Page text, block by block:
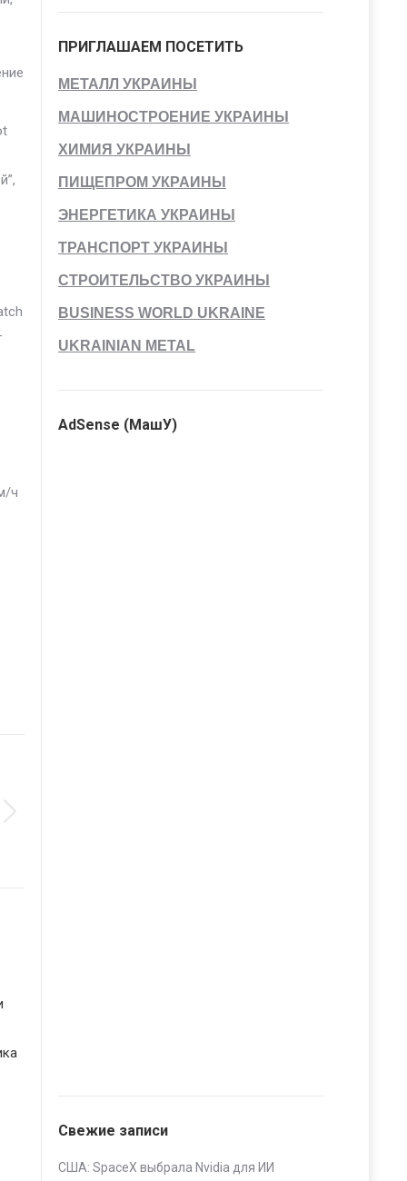
ч
ПРИГЛАШАЕМ ПОСЕТИТЬ
МЕТАЛЛ УКРАИНЫ
МАШИНОСТРОЕНИЕ УКРАИНЫ
ХИМИЯ УКРАИНЫ
ПИЩЕПРОМ УКРАИНЫ
ЭНЕРГЕТИКА УКРАИНЫ
ТРАНСПОРТ УКРАИНЫ
СТРОИТЕЛЬСТВО УКРАИНЫ
BUSINESS WORLD UKRAINE
UKRAINIAN METAL
AdSense (МашУ)
Свежие записи
США: SpaceX выбрала Nvidia для ИИ